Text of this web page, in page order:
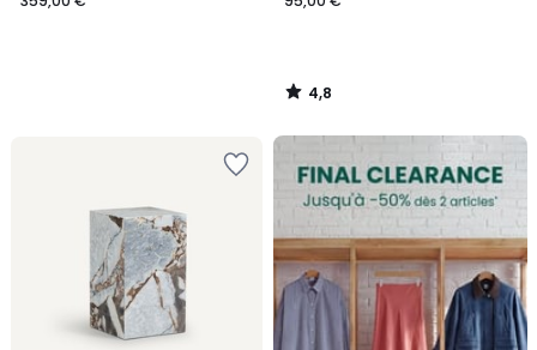
4,8
/
FINAL
CLEARANCE